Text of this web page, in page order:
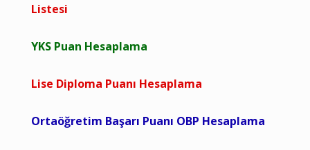
Listesi
YKS Puan Hesaplama
Lise Diploma Puanı Hesaplama
Ortaöğretim Başarı Puanı OBP Hesaplama